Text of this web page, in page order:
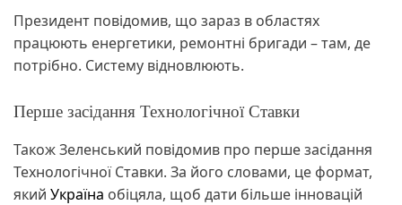
Президент повідомив, що зараз в областях
працюють енергетики, ремонтні бригади – там, де
потрібно. Систему відновлюють.
Перше засідання Технологічної Ставки
Також Зеленський повідомив про перше засідання
Технологічної Ставки. За його словами, це формат,
який Україна обіцяла, щоб дати більше інновацій